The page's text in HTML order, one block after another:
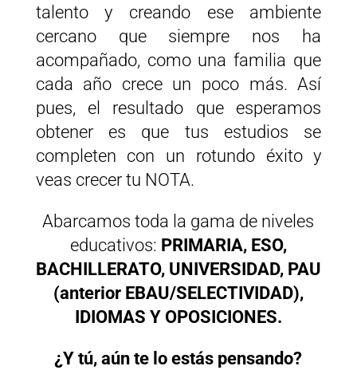
talento y creando ese ambiente
cercano que siempre nos ha
acompañado, como una familia que
cada año crece un poco más. Así
pues, el resultado que esperamos
obtener es que tus estudios se
completen con un rotundo éxito y
veas crecer tu NOTA.
Abarcamos toda la gama de niveles
educativos: PRIMARIA, ESO,
BACHILLERATO, UNIVERSIDAD, PAU
(anterior EBAU/SELECTIVIDAD),
IDIOMAS Y OPOSICIONES.
¿Y tú, aún te lo estás pensando?